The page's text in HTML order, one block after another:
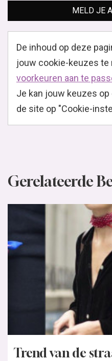
MELD JE
De inhoud op deze
jouw cookie-keuzes te
voorkeuren aan te
Je kan jouw keuzes
de site op "Cookie-
Gerelateerde
Trend van de